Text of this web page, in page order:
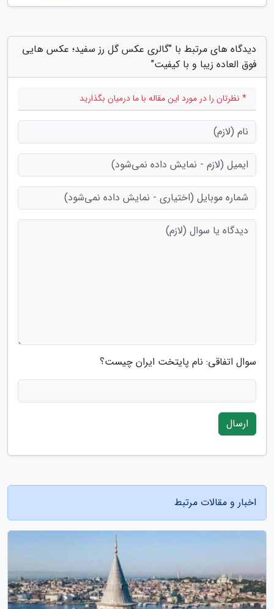
دیدگاه های مرتبط با "گالری عکس گل رز سفید؛ عکس هایی
فوق العاده زیبا و با کیفیت"
* نظرتان را در مورد این مقاله با ما درمیان بگذارید
سوال اتفاقی: نام پایتخت ایران چیست؟
ارسال
اخبار و مقالات مرتبط